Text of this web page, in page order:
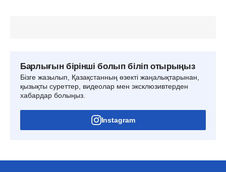
Барлығын бірінші болып біліп отырыңыз
Бізге жазылып, Қазақстанның өзекті жаңалықтарынан,
қызықты суреттер, видеолар мен эксклюзивтерден
хабардар болыңыз.
Instagram